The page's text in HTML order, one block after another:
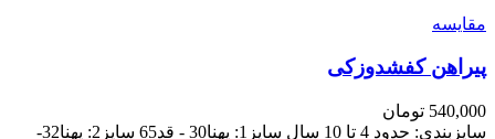
مقايسه
پیراهن کفشدوزکی
540,000 تومان
سایزبندی: حدود 4 تا 10 سال سایز1: پهنا30 - قد65 سایز2: پهنا32-